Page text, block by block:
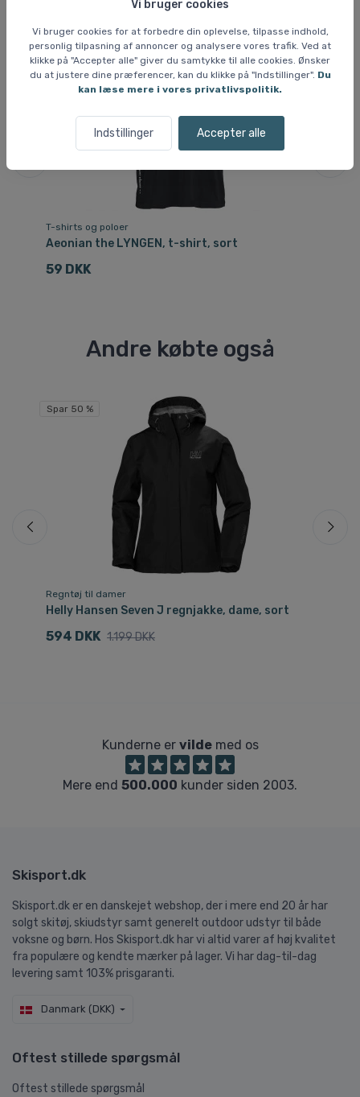
Vi bruger cookies
Vi bruger cookies for at forbedre din oplevelse, tilpasse indhold,
personlig tilpasning af annoncer og analysere vores trafik. Ved at
klikke på "Accepter alle" giver du samtykke til alle cookies. Ønsker
du at justere dine præferencer, kan du klikke på "Indstillinger". Du
kan læse mere i vores privatlivspolitik.
Indstillinger Accepter alle
T-shirts og poloer
Aeonian the LYNGEN, t-shirt, sort
59 DKK
Andre købte også
Spar 50 %
Regntøj til damer
Helly Hansen Seven J regnjakke, dame, sort
594 DKK 1.199 DKK
Kunderne er vildemed os
Mere end 500.000 kunder siden 2003.
Skisport.dk
Skisport.dk er en danskejet webshop, der i mere end 20 år har
solgt skitøj, skiudstyr samt generelt outdoor udstyr til både
voksne og børn. Hos Skisport.dk har vi altid varer af høj kvalitet
fra populære og kendte mærker på lager. Vi har dag-til-dag
levering samt 103% prisgaranti.
Danmark (DKK)
Oftest stillede spørgsmål
Oftest stillede spørgsmål